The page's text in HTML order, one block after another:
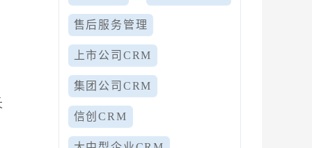
售后服务管理
上市公司CRM
集团公司CRM
信创CRM